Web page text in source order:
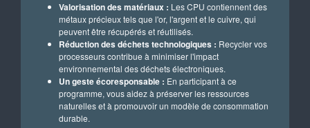
Valorisation des matériaux : Les CPU contiennent des
métaux précieux tels que l'or, l'argent et le cuivre, qui
peuvent être récupérés et réutilisés.
Réduction des déchets technologiques : Recycler vos
processeurs contribue à minimiser l'impact
environnemental des déchets électroniques.
Un geste écoresponsable : En participant à ce
programme, vous aidez à préserver les ressources
naturelles et à promouvoir un modèle de consommation
durable.